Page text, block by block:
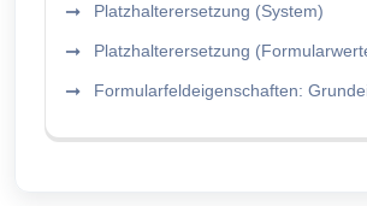
Platzhalterersetzung (System)
Platzhalterersetzung
Formularfeldeigenschaften: